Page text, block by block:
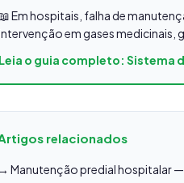
Em hospitais, falha de
em gases medicinais,
Leia o guia completo: Sistema
relacionados
→ Manutenção predial hospitalar —